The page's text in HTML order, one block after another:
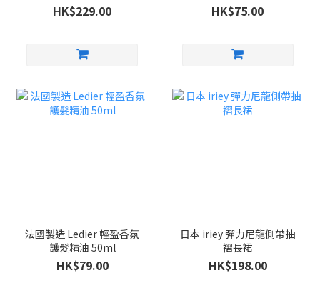
HK$229.00 HK$75.00
法國製造 Ledier 輕盈香氛
護髮精油 50ml
HK$79.00
日本 iriey 彈力尼龍側帶抽
褶長裙
HK$198.00